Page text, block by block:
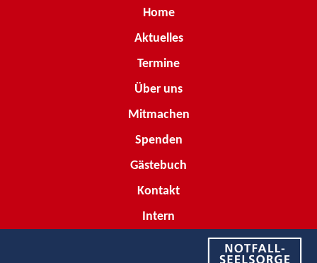
Home
Aktuelles
Termine
Über uns
Mitmachen
Spenden
Gästebuch
Kontakt
Intern